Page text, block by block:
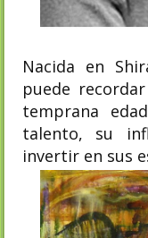
Nacida en
puede
temprana
talento, su
invertir en sus